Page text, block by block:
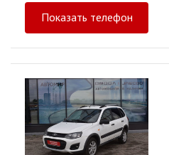
Показать телефон